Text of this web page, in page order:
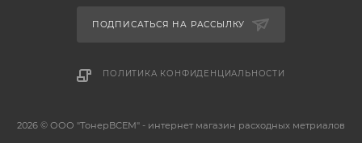
ПОДПИСАТЬСЯ НА РАССЫЛКУ
ПОЛИТИКА КОНФИДЕНЦИАЛЬНОСТИ
2026 © ООО "ТонерВСЕМ" - интернет магазин расходных метриалов